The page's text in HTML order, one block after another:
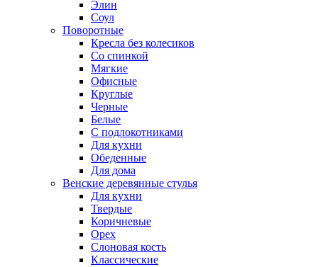
Элин
Соул
Поворотные
Кресла без колесиков
Со спинкой
Мягкие
Офисные
Круглые
Черные
Белые
С подлокотниками
Для кухни
Обеденные
Для дома
Венские деревянные стулья
Для кухни
Твердые
Коричневые
Орех
Слоновая кость
Классические